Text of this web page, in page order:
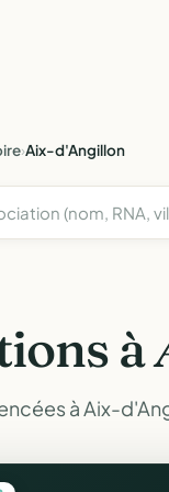
›Aix-d'Angillon
à
à Aix-